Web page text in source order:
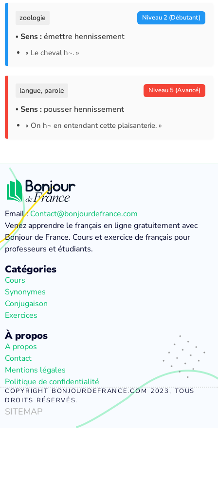
zoologie Niveau 2 (Débutant)
▪ Sens : émettre hennissement
« Le cheval h~. »
langue, parole Niveau 5 (Avancé)
▪ Sens : pousser hennissement
« On h~ en entendant cette plaisanterie. »
Email :Contact@bonjourdefrance.com
Venez apprendre le français en ligne gratuitement avec
Bonjour de France. Cours et exercice de français pour
professeurs et étudiants.
Catégories
Cours
Synonymes
Conjugaison
Exercices
À propos
A propos
Contact
Mentions légales
Politique de confidentialité
COPYRIGHT BONJOURDEFRANCE.COM 2023, TOUS
DROITS RÉSERVÉS.
SITEMAP